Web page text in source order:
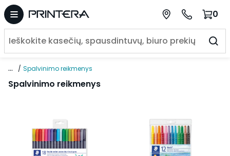
0
... Spalvinimo reikmenys
Spalvinimo reikmenys